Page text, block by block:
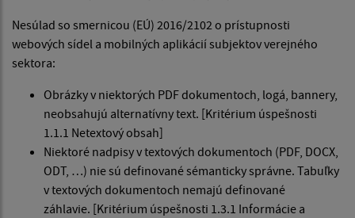
Nesúlad so smernicou (EÚ) 2016/2102 o prístupnosti
webových sídel a mobilných aplikácií subjektov verejného
sektora:
Obrázky v niektorých PDF dokumentoch, logá, bannery,
neobsahujú alternatívny text. [Kritérium úspešnosti
1.1.1 Netextový obsah]
Niektoré nadpisy v textových dokumentoch (PDF, DOCX,
ODT, …) nie sú definované sémanticky správne. Tabuľky
v textových dokumentoch nemajú definované
záhlavie. [Kritérium úspešnosti 1.3.1 Informácie a